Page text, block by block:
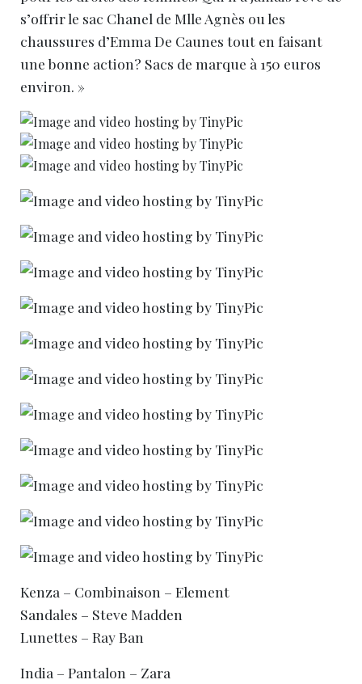
s’offrir le sac Chanel de Mlle Agnès ou les
chaussures d’Emma De Caunes tout en faisant
une bonne action? Sacs de marque à 150 euros
environ. »
Kenza – Combinaison – Element
Sandales – Steve Madden
Lunettes – Ray Ban
India – Pantalon – Zara